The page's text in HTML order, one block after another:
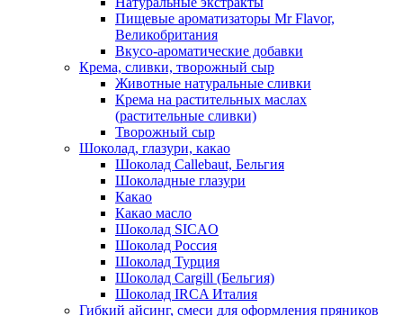
Пищевые ароматизаторы Mr Flavor,
Великобритания
Вкусо-ароматические добавки
Крема, сливки, творожный сыр
Животные натуральные сливки
Крема на растительных маслах
(растительные сливки)
Творожный сыр
Шоколад, глазури, какао
Шоколад Callebaut, Бельгия
Шоколадные глазури
Какао
Какао масло
Шоколад SICAO
Шоколад Россия
Шоколад Турция
Шоколад Cargill (Бельгия)
Шоколад IRCA Италия
Гибкий айсинг, смеси для оформления пряников